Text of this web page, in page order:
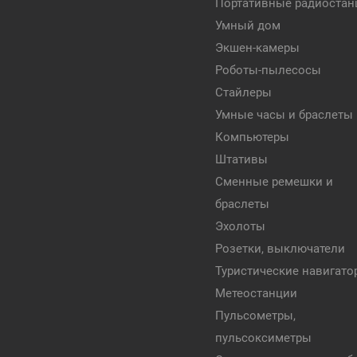
Портативные
Умный дом
Экшен-камеры
Роботы-пылесосы
Стайлеры
Умные часы и браслеты
Компьютеры
Штативы
Сменные ремешки и
браслеты
Эхолоты
Розетки, выключатели
Туристические
Метеостанции
Пульсометры,
пульсоксиметры